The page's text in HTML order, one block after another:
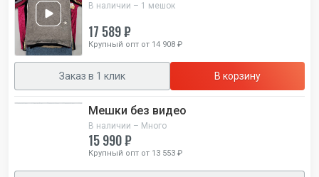
В наличии – 1 мешок
17 589 ₽
Крупный опт от 14 908 ₽
Заказ в 1 клик В корзину
Мешки без видео
В наличии – Много
15 990 ₽
Крупный опт от 13 553 ₽